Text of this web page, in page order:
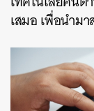
เสมอ เพื่อนำม